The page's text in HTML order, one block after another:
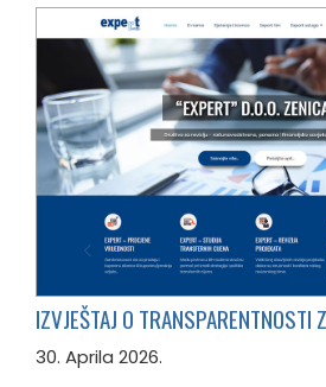
IZVJEŠTAJ O
30. Aprila 2026.